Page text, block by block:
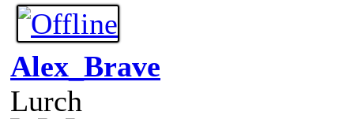
Alex_Brave
Lurch